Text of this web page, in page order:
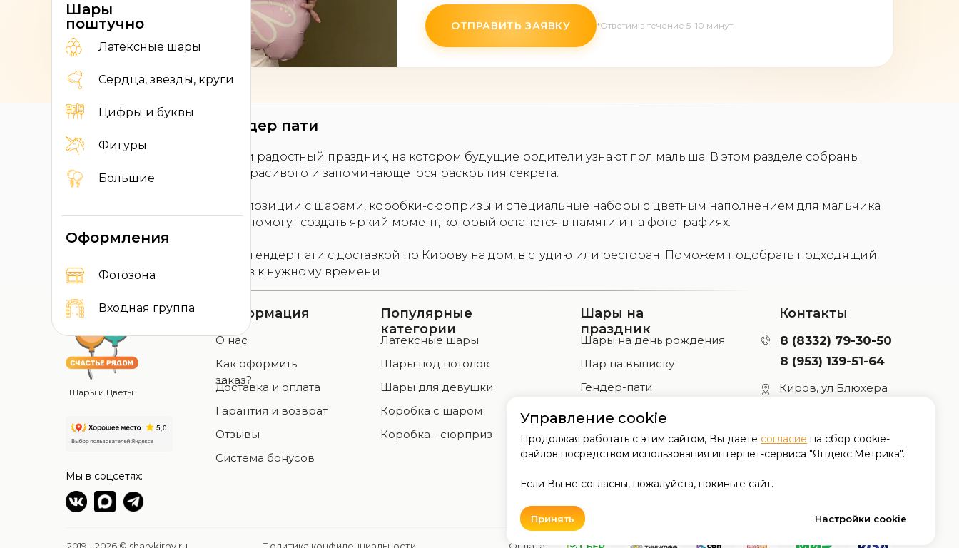
Входная группа
Фотозона
Оформления
Большие
Фигуры
Цифры и буквы
Сердца, звезды, круги
Латексные шары
Шары
поштучноОтветим за 5 минут
Работаем без выходных
ОТПРАВИТЬ ЗАЯВКУ *Ответим в течение 5–10 минут
Наборы шаров для гендер пати
Гендер пати — трогательный и радостный праздник, на котором будущие родители узнают пол малыша. В этом разделе собраны
шары и готовые наборы для красивого и запоминающегося раскрытия секрета.
В каталоге представлены композиции с шарами, коробки-сюрпризы и специальные наборы с цветным наполнением для мальчика
или девочки. Такие решения помогут создать яркий момент, который останется в памяти и на фотографиях.
Вы можете заказать шары для гендер пати с доставкой по Кирову на дом, в студию или ресторан. Поможем подобрать подходящий
набор и подготовить сюрприз к нужному времени.
2019 - 2026 © sharykirov.ru Оплата:
Шары и Цветы
Мы в соцсетях:
Система бонусов
Отзывы
Гарантия и возврат
Доставка и оплата
Как оформить
заказ?
О нас
Информация
Коробка - сюрприз
Коробка с шаром
Шары для девушки
Шары под потолок
Латексные шары
Популярные
категории
Оформление шарами
Свадьба, девичник
Гендер-пати
Шар на выписку
Шары на день рождения
Шары на
праздник
пн-пт 9:00-20:00
сб-вс 9:00-19:00
Киров, ул Блюхера
8 (953) 139-51-64
8 (8332) 79-30-50
Контакты
Политика конфиденциальности
Управление cookie
Продолжая работать с этим сайтом, Вы даёте согласие на сбор cookie-
файлов посредством использования интернет-сервиса "Яндекс.Метрика".
Если Вы не согласны, пожалуйста, покиньте сайт.
Принять Настройки cookie